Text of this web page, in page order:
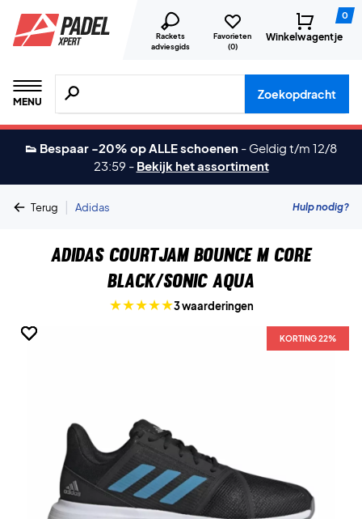
Rackets
adviesgids
Favorieten
(0)
0
Winkelwagentje
MENU
Zoeken naar producten, merken etc.
Zoekopdracht
👟 Bespaar -20% op ALLE schoenen - Geldig t/m 12/8
23:59 - Bekijk het assortiment
Terug | Adidas Hulp nodig?
Adidas CourtJam Bounce M Core
Black/Sonic Aqua
3 waarderingen
KORTING 22%
KORTING 22%
KORTING 22%
KORTING 22%